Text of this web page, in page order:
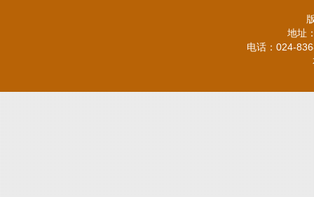
地址
电话：024-